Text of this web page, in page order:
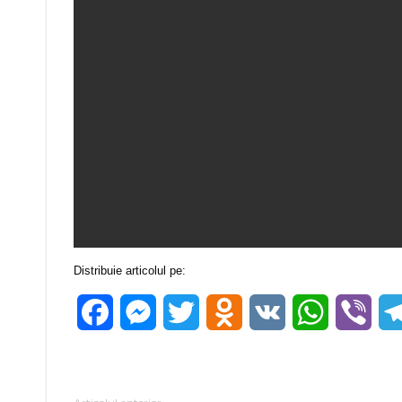
Distribuie articolul pe:
FacebookMessenger
Twitter Odnoklassniki
VK WhatsApp
Viber